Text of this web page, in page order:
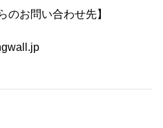
のお問い合わせ先】